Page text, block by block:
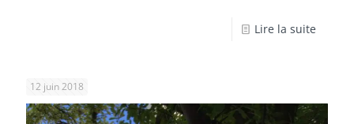
Lire la suite
12 juin 2018